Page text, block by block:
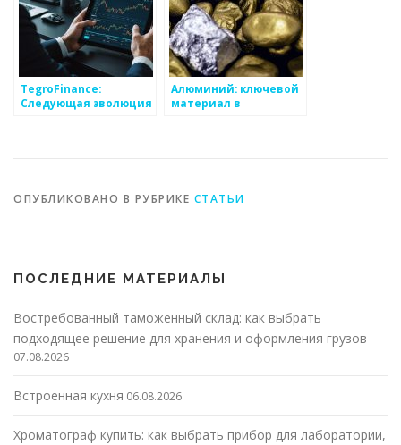
TegroFinance:
Следующая эволюция
Алюминий: ключевой
материал в
ОПУБЛИКОВАНО В РУБРИКЕ СТАТЬИ
ПОСЛЕДНИЕ МАТЕРИАЛЫ
Востребованный таможенный склад: как выбрать
подходящее решение для хранения и оформления грузов
07.08.2026
Встроенная кухня 06.08.2026
Хроматограф купить: как выбрать прибор для лаборатории,